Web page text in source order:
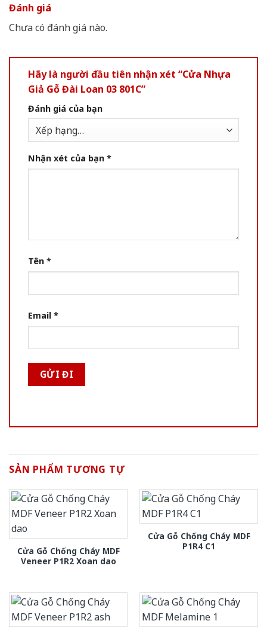
Đánh giá
Chưa có đánh giá nào.
Hãy là người đầu tiên nhận xét “Cửa Nhựa
Giả Gỗ Đài Loan 03 801C”
Đánh giá của bạn
Nhận xét của bạn *
Tên *
Email *
SẢN PHẨM TƯƠNG TỰ
Cửa Gỗ Chống Cháy MDF
Veneer P1R2 Xoan dao
Cửa Gỗ Chống Cháy MDF
P1R4 C1